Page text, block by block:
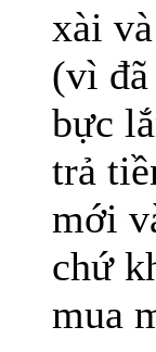
xài
(vì
bực
trả
mới
chứ
mua